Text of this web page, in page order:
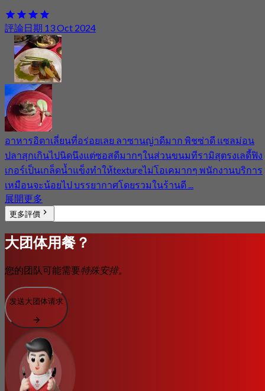
評論日期 13 Oct 2024
อาหารอิตาเลี่ยนที่อร่อยเลย ลาซานญ่าดีมาก พิชซ่าดี แซลม่อน
ปลาสุกเกินไปนิดนึงแต่ซอสดีมากๆในส่วนขนมทีรามิสุตรงเลดี้ฟิง
เกอร์เป็นเกล็ดน้ำแข็งทำให้textureไม่โอเคมากๆ พนักงานบริการ
เหมือนจะน้อยไป บรรยากาศโดยรวมในร้านดี ...
展開更多
更多評價
大团体用餐？
您的团队可能需要特殊安排。
发送大团体请求